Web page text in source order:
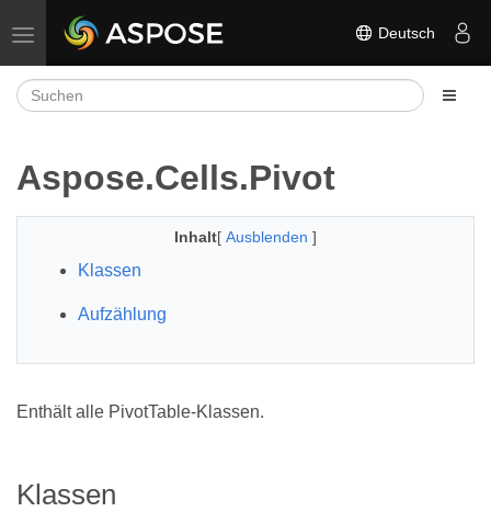
Navigation umschalten Deutsch
Aspose.Cells.Pivot
Inhalt[ Ausblenden ]
Klassen
Aufzählung
Enthält alle PivotTable-Klassen.
Klassen